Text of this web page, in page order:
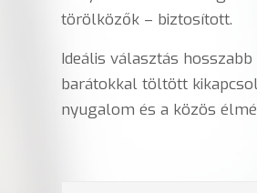
törölközők – biztosított.
Ideális választás
barátokkal töltött
nyugalom és a közös